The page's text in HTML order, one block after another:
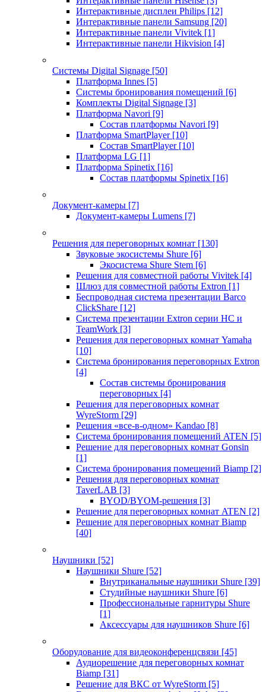
Интерактивные дисплеи Philips [12]
Интерактивные панели Samsung [20]
Интерактивные панели Vivitek [1]
Интерактивные панели Hikvision [4]
Системы Digital Signage [50]
Платформа Innes [5]
Системы бронирования помещений [6]
Комплекты Digital Signage [3]
Платформа Navori [9]
Состав платформы Navori [9]
Платформа SmartPlayer [10]
Состав SmartPlayer [10]
Платформа LG [1]
Платформа Spinetix [16]
Состав платформы Spinetix [16]
Документ-камеры [7]
Документ-камеры Lumens [7]
Решения для переговорных комнат [130]
Звуковые экосистемы Shure [6]
Экосистема Shure Stem [6]
Решения для совместной работы Vivitek [4]
Шлюз для совместной работы Extron [1]
Беспроводная система презентации Barco
ClickShare [12]
Система презентации Extron серии HC и
TeamWork [3]
Решения для переговорных комнат Yamaha
[10]
Система бронирования переговорных Extron
[4]
Состав системы бронирования
переговорных [4]
Решения для переговорных комнат
WyreStorm [29]
Решения «все-в-одном» Kandao [8]
Система бронирования помещений ATEN [5]
Решение для переговорных комнат Gonsin
[1]
Система бронирования помещений Biamp [2]
Решения для переговорных комнат
TaverLAB [3]
BYOD/BYOM-решения [3]
Решение для переговорных комнат ATEN [2]
Решение для переговорных комнат Biamp
[40]
Наушники [52]
Наушники Shure [52]
Внутриканальные наушники Shure [39]
Студийные наушники Shure [6]
Профессиональные гарнитуры Shure
[1]
Аксессуары для наушников Shure [6]
Оборудование для видеоконференцсвязи [45]
Аудиорешение для переговорных комнат
Biamp [31]
Решение для ВКС от WyreStorm [5]